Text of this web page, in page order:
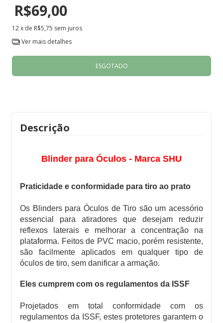
R$69,00
12x de R$5,75 sem juros
Ver mais detalhes
Descrição
Blinder para Óculos - Marca SHU
Praticidade e conformidade para tiro ao prato
Os Blinders para Óculos de Tiro são um acessório
essencial para atiradores que desejam reduzir
reflexos lateraise melhorar a concentração na
plataforma. Feitos de PVC macio, porém resistente,
são facilmente aplicados em qualquer tipo de
óculos de tiro, sem danificar a armação.
Eles cumprem com os regulamentos da ISSF
Projetados em total conformidade com os
regulamentos da ISSF, estes protetores garantem o